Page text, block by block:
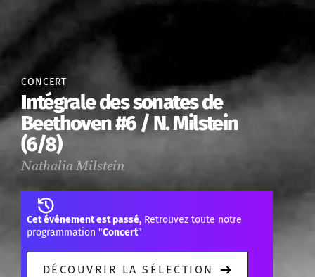
CONCERT
Intégrale des sonates de
Beethoven #6 / N. Milstein
(6/8)
Nathalia Milstein
Cet événement est passé, Retrouvez toute notre
programmation "Concert"
DÉCOUVRIR LA SÉLECTION